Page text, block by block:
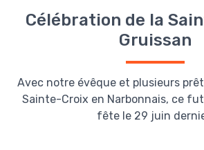
Célébration de la
Gruissan
Avec notre évêque et plusieurs
Sainte-Croix en Narbonnais, ce
fête le 29 juin